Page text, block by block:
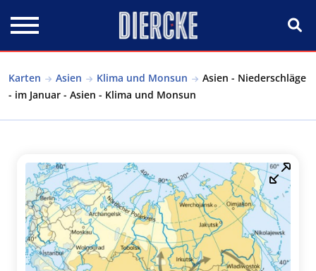
Karten Asien Klima und Monsun
Asien - Niederschläge
- im Januar - Asien - Klima und Monsun